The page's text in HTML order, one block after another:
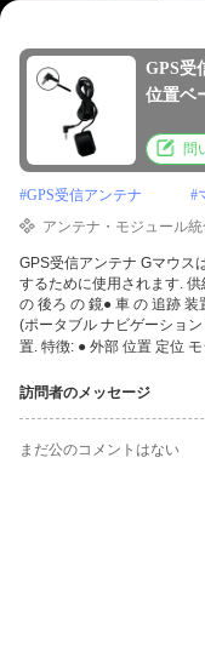
GPS受
位置ベ
問
#GPS受信アンテナ #
アンテナ・モジュール統
GPS受信アンテナ Gマウス
するために使用されます.
の 後ろ の 鏡● 車 の 追跡
(ポータブル ナビゲーショ
置. 特徴: ● 外部 位置 定位
訪問者のメッセージ
まだ公のコメントはない